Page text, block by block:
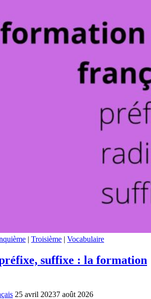
| Troisième | Vocabulaire
suffixe : la formation
25 avril 20237 août 2026